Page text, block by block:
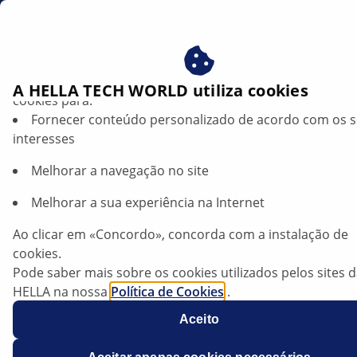
Escovas limpa-vidros HELLA:
montagem descomplicada
A HELLA TECH WORLD utiliza cookies
Beneficie-se ao consentir com os nossos cookies –
cookies para:
Fornecer conteúdo personalizado de acordo com os
interesses
Melhorar a navegação no site
Melhorar a sua experiência na Internet
Ao clicar em «Concordo», concorda com a instalação de
cookies.
Pode saber mais sobre os cookies utilizados pelos sites
HELLA na nossa Política de Cookies .
Os nossos cookies não contêm quaisquer dados
Para mais informações, consulte a nossa declaração de
proteção de dados
Aceito